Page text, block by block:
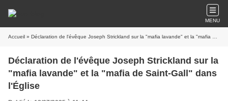
MENU
Accueil » Déclaration de l'évêque Joseph Strickland sur la "mafia lavande" et la "mafia de Saint-Gall" dans l'Église
Déclaration de l'évêque Joseph Strickland sur la
"mafia lavande" et la "mafia de Saint-Gall" dans
l'Église